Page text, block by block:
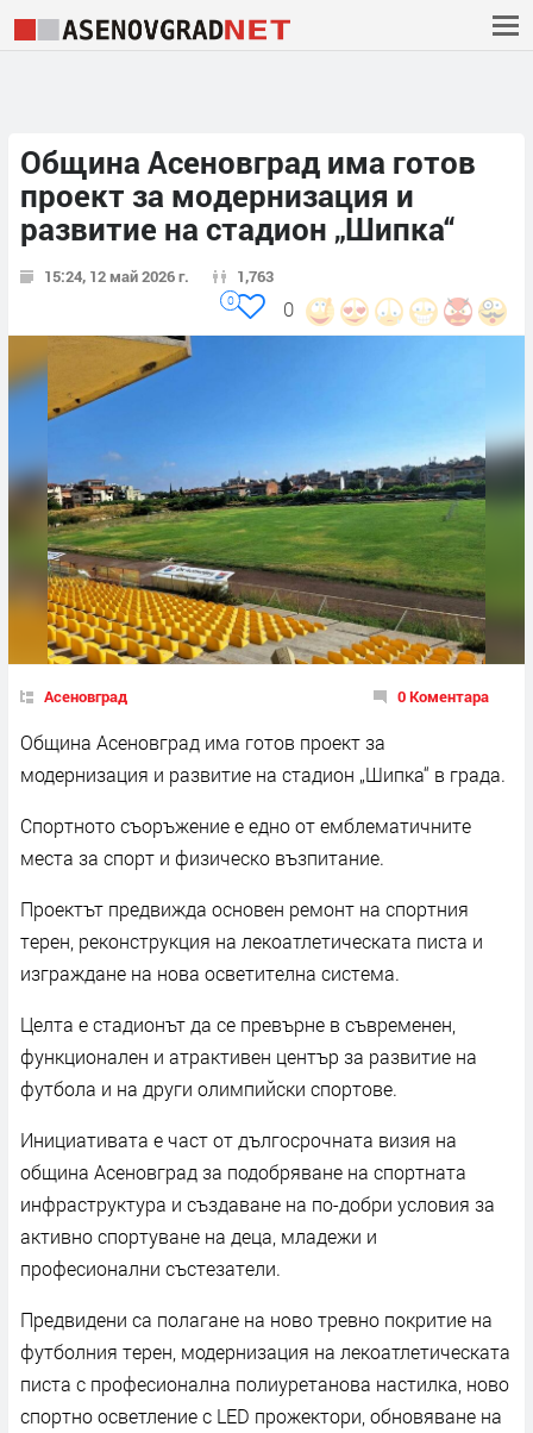
Община Асеновград има готов
проект за модернизация и
развитие на стадион „Шипка“
15:24, 12 май 2026 г. 1,763
0
0
Асеновград 0 Коментара
Община Асеновград има готов проект за
модернизация и развитие на стадион „Шипка“ в града.
Спортното съоръжение е едно от емблематичните
места за спорт и физическо възпитание.
Проектът предвижда основен ремонт на спортния
терен, реконструкция на лекоатлетическата писта и
изграждане на нова осветителна система.
Целта е стадионът да се превърне в съвременен,
функционален и атрактивен център за развитие на
футбола и на други олимпийски спортове.
Инициативата е част от дългосрочната визия на
община Асеновград за подобряване на спортната
инфраструктура и създаване на по-добри условия за
активно спортуване на деца, младежи и
професионални състезатели.
Предвидени са полагане на ново тревно покритие на
футболния терен, модернизация на лекоатлетическата
писта с професионална полиуретанова настилка, ново
спортно осветление с LED прожектори, обновяване на